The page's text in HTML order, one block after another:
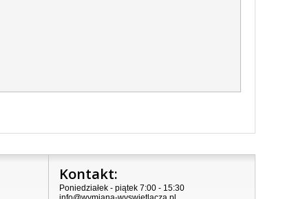
Kontakt:
Poniedziałek - piątek 7:00 - 15:30